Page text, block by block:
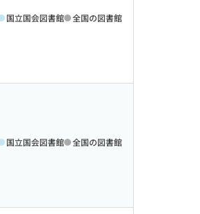
国立国会図書館 全国の図書館
国立国会図書館 全国の図書館